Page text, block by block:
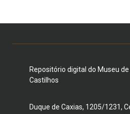
Repositório digital do Museu
Castilhos
Duque de Caxias, 1205/1231,